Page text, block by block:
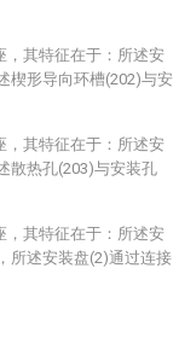
，其特征在于：所述安
楔形导向环槽(202)与安
，其特征在于：所述安
散热孔(203)与安装孔
，其特征在于：所述安
所述安装盘(2)通过连接